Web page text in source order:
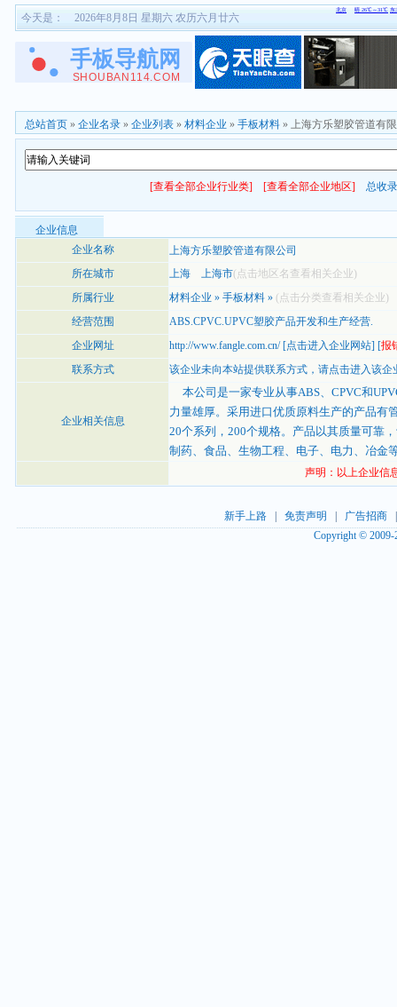
今天是： 2026年8月8日 星期六 农历六月廿六
总站首页 » 企业名录 » 企业列表 » 材料企业 » 手板材料 » 上海方乐塑胶管道有
[查看全部企业行业类] [查看全部企业地区] 总收
企业信息
企业名称
上海方乐塑胶管道有限公司
所在城市
上海 上海市(点击地区名查看相关企业)
所属行业
材料企业 » 手板材料 » (点击分类查看相关企业)
经营范围
ABS.CPVC.UPVC塑胶产品开发和生产经营.
企业网址
http://www.fangle.com.cn/[点击进入企业网站] [报
联系方式
该企业未向本站提供联系方式， 请点击进入该企
企业相关信息
本公司是一家专业从事ABS、CPVC和
力量雄厚。采用进口优质原料生产的产品有
20个系列，200个规格。产品以其质量可靠
制药、食品、生物工程、电子、电力、冶金
声明：以上企业信
新手上路| 免责声明 广告招商
Copyright ©